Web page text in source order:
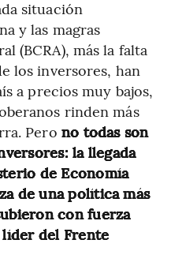
situación
y las magras
(BCRA), más la falta
los inversores, han
a precios muy bajos,
rinden más
Pero no todas son
la llegada
de Economía
de una política más
con fuerza
del Frente